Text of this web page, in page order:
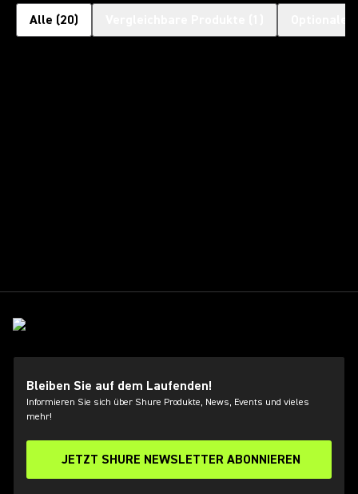
Alle (20)
Bleiben Sie auf dem Laufenden!
Informieren Sie sich über Shure Produkte, News, Events und vieles
mehr!
JETZT SHURE NEWSLETTER ABONNIEREN